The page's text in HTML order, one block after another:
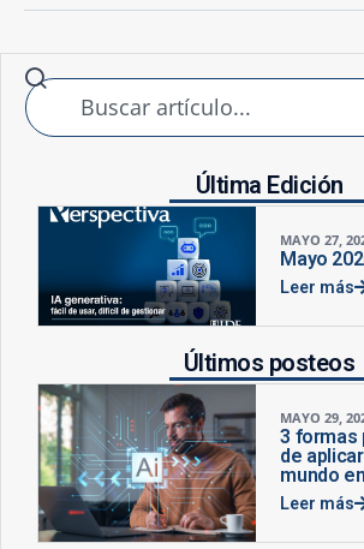
Última Edición
MAYO 27,
Mayo
Leer más
Últimos posteos
MAYO 29,
3 formas
de
mundo
Leer más